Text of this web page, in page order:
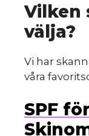
Vilken
välja?
Vi har
våra
SPF